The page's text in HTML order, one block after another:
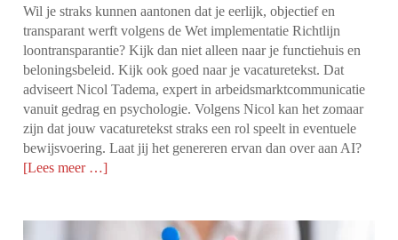
Wil je straks kunnen aantonen dat je eerlijk, objectief en
transparant werft volgens de Wet implementatie Richtlijn
loontransparantie? Kijk dan niet alleen naar je functiehuis en
beloningsbeleid. Kijk ook goed naar je vacaturetekst. Dat
adviseert Nicol Tadema, expert in arbeidsmarktcommunicatie
vanuit gedrag en psychologie. Volgens Nicol kan het zomaar
zijn dat jouw vacaturetekst straks een rol speelt in eventuele
bewijsvoering. Laat jij het genereren ervan dan over aan AI?
[Lees meer …]